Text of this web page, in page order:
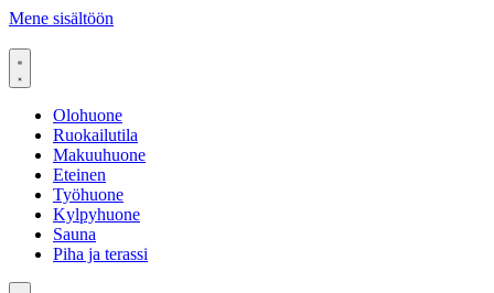
Mene sisältöön
Olohuone
Ruokailutila
Makuuhuone
Eteinen
Työhuone
Kylpyhuone
Sauna
Piha ja terassi